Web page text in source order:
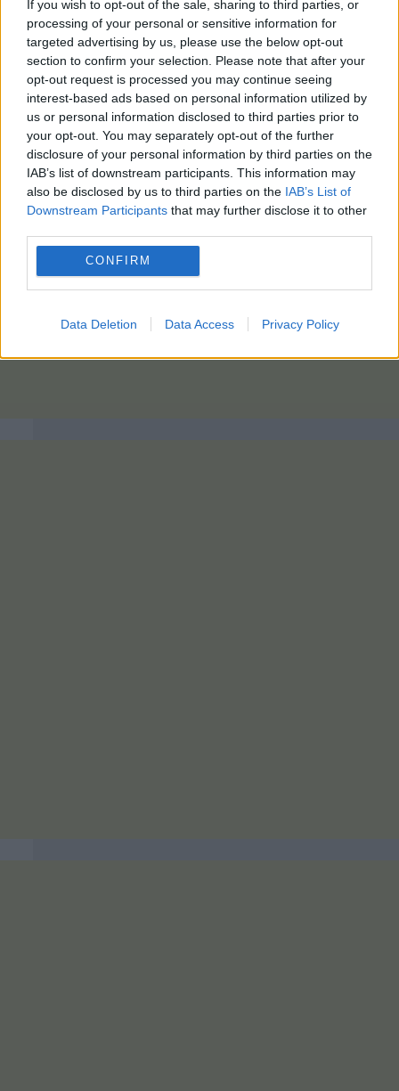
If you wish to opt-out of the sale, sharing to third parties, or
processing of your personal or sensitive information for
targeted advertising by us, please use the below opt-out
section to confirm your selection. Please note that after your
opt-out request is processed you may continue seeing
interest-based ads based on personal information utilized by
us or personal information disclosed to third parties prior to
your opt-out. You may separately opt-out of the further
disclosure of your personal information by third parties on the
IAB’s list of downstream participants. This information may
also be disclosed by us to third parties on the IAB’s List of
Downstream Participants that may further disclose it to other
CONFIRM
Data Deletion Data Access Privacy Policy